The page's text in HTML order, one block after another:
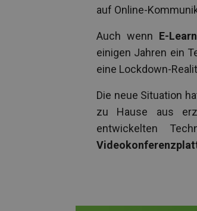
auf Online-
Auch wenn E-
einigen Jahren ein
eine Lockdown-
Die neue Situation
zu Hause aus
entwickelten